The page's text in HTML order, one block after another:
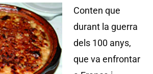
Conten que
durant la guerra
dels 100 anys,
que va enfrontar